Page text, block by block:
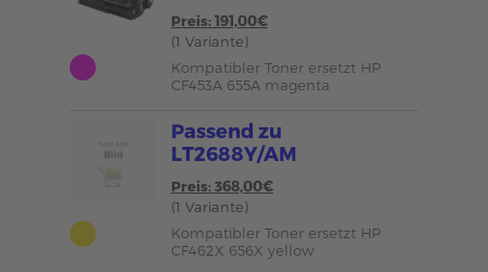
Preis: 191,00€
(1 Variante)
Kompatibler Toner ersetzt HP
CF453A 655A magenta
Passend zu
LT2688Y/AM
Preis: 368,00€
(1 Variante)
Kompatibler Toner ersetzt HP
CF462X 656X yellow